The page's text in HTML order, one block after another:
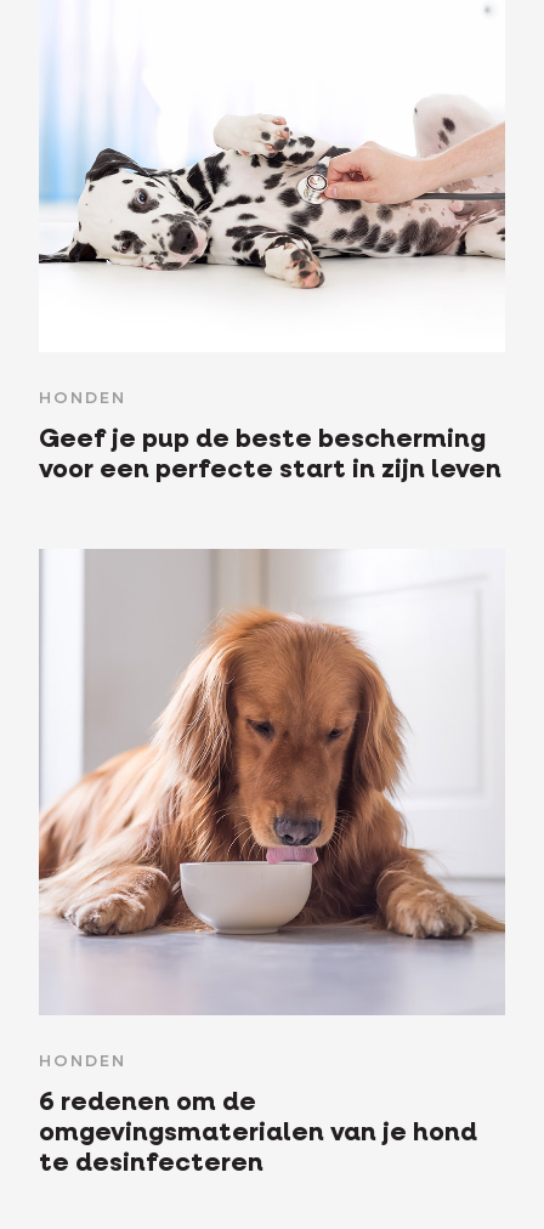
HONDEN
Geef je pup de beste bescherming
voor een perfecte start in zijn leven
HONDEN
6 redenen om de
omgevingsmaterialen van je hond
te desinfecteren